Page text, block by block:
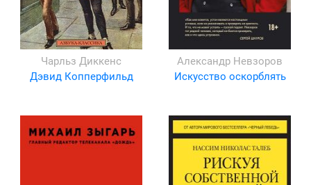
Чарльз Диккенс
Дэвид Копперфильд
Александр Невзоров
Искусство оскорблять